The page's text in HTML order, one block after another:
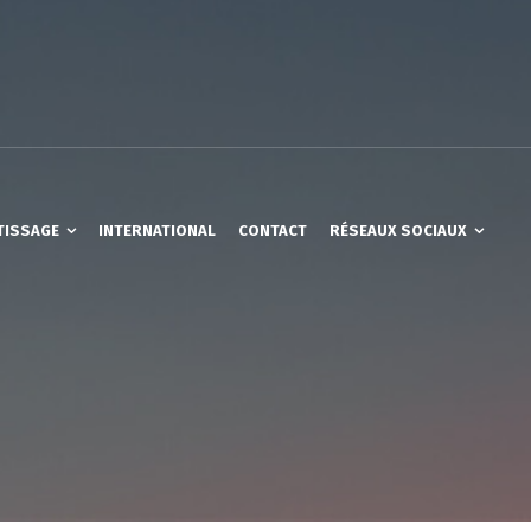
INTERNATIONAL CONTACT RÉSEAUX SOCIAUX